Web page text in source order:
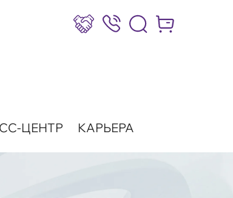
Сотрудничество
8 (800) 777-17-39
Интернет-
ЦЕНТР КАРЬЕРА